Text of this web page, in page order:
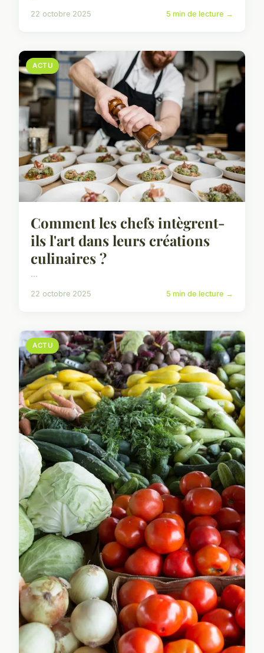
22 octobre 2025 5 min de lecture →
ACTU
Comment les chefs intègrent-
ils l'art dans leurs créations
culinaires ?
...
22 octobre 2025 5 min de lecture →
ACTU